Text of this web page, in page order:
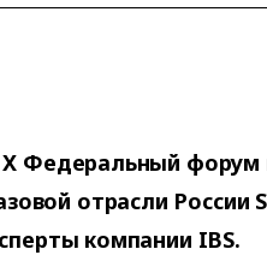
X Федеральный
отрасли России
компании IBS.